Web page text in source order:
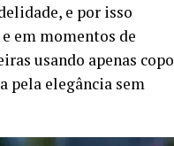
e por isso
em momentos de
usando apenas copo
pela elegância sem